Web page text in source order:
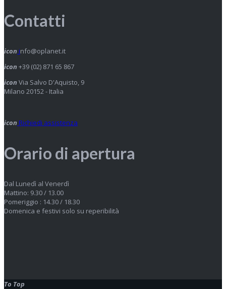
Contatti
icon info@oplanet.it
icon +39 (02) 871 65 867
icon Via Salvo D'Aquisto, 9
Milano 20152 - Italia
icon Richiedi assistenza
Orario di apertura
Dal Lunedì al Venerdì
Mattino: 9.30 / 13.00
Pomeriggio : 14.30 / 18.30
Domenica e festivi solo su reperibilità
To Top